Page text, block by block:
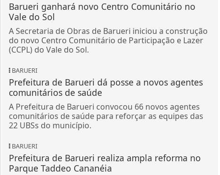
Barueri ganhará novo Centro Comunitário no
Vale do Sol
A Secretaria de Obras de Barueri iniciou a construção
do novo Centro Comunitário de Participação e Lazer
(CCPL) do Vale do Sol.
BARUERI
Prefeitura de Barueri dá posse a novos agentes
comunitários de saúde
A Prefeitura de Barueri convocou 66 novos agentes
comunitários de saúde para reforçar as equipes das
22 UBSs do município.
BARUERI
Prefeitura de Barueri realiza ampla reforma no
Parque Taddeo Cananéia